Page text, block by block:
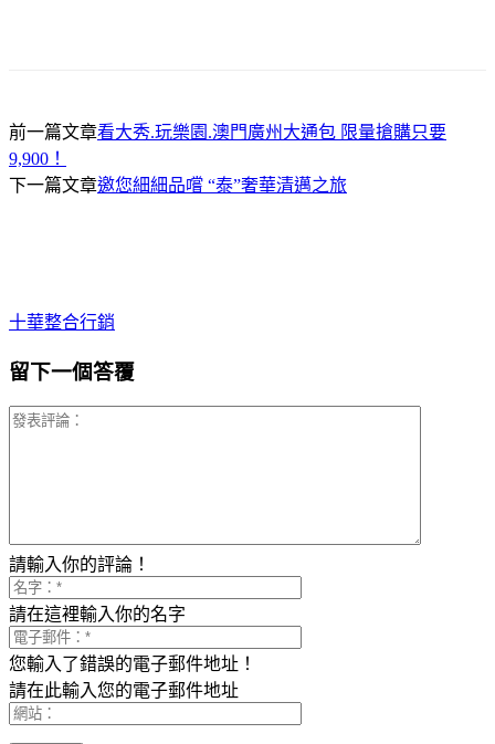
前一篇文章看大秀.玩樂園.澳門廣州大通包 限量搶購只要
9,900！
下一篇文章邀您細細品嚐 “泰”奢華清邁之旅
十華整合行銷
留下一個答覆
請輸入你的評論！
請在這裡輸入你的名字
您輸入了錯誤的電子郵件地址！
請在此輸入您的電子郵件地址